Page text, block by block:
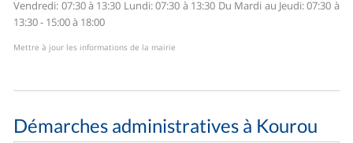
Vendredi: 07:30 à 13:30 Lundi: 07:30 à 13:30 Du Mardi au Jeudi: 07:30 à
13:30 - 15:00 à 18:00
Mettre à jour les informations de la mairie
Démarches administratives à Kourou